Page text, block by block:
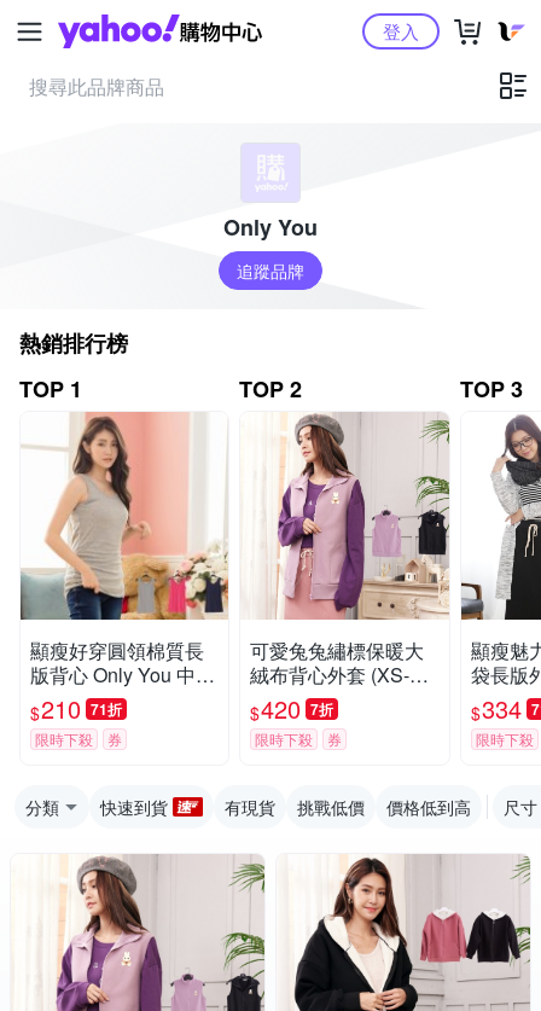
Yahoo購物中心登入
Only You
追蹤品牌
熱銷排行榜
TOP 1
顯瘦好穿圓領棉質長
版背心 Only You 中大
尺碼 MIT台灣製 A132
1
$210 71折
限時下殺 券
TOP 2
可愛兔兔繡標保暖大
絨布背心外套 (XS-5L)
Only You 中大尺碼 MI
T台灣製 【A5090】
$420 7折
限時下殺 券
TOP 3
顯瘦魅
袋長版
lyyou
灣製 【
$334
限時下殺
分類 快速到貨 有現貨 挑戰低價 價格低到高 尺寸